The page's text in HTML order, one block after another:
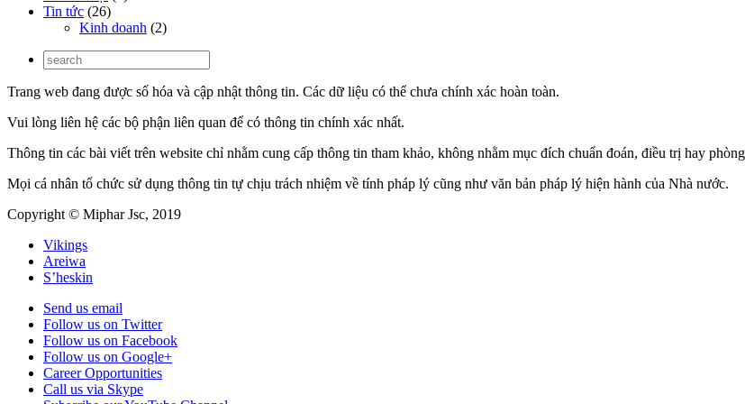
Tin tức (26)
Kinh doanh (2)
Trang web đang được số hóa và cập nhật thông tin. Các dữ liệu có thể chưa chính xác hoàn toàn.
Vui lòng liên hệ các bộ phận liên quan để có thông tin chính xác nhất.
Thông tin các bài viết trên website chỉ nhằm cung cấp thông tin tham khảo, không nhằm mục đích chuẩn đoán, điều trị hay
Mọi cá nhân tổ chức sử dụng thông tin tự chịu trách nhiệm về tính pháp lý cũng như văn bản pháp lý hiện hành của Nhà nước.
Copyright © Miphar Jsc, 2019
Vikings
Areiwa
S’heskin
Send us email
Follow us on Twitter
Follow us on Facebook
Follow us on Google+
Career Opportunities
Call us via Skype